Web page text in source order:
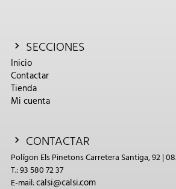
SECCIONES
Inicio
Contactar
Tienda
Mi cuenta
CONTACTAR
Polígon Els Pinetons Carretera Santiga, 92 |
T.: 93 580 72 37
E-mail:calsi@calsi.com